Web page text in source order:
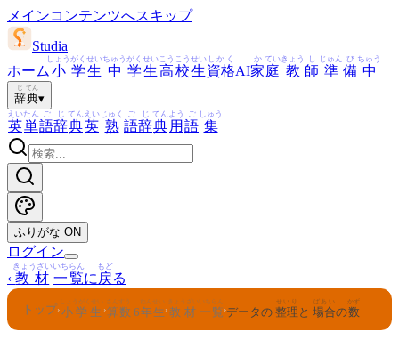
メインコンテンツへスキップ
Studia
ホーム 小
しょう
学
がく
生
せい
中
ちゅう
学
がく
生
せい
高
こう
校
こう
生
せい
資格
しかく
AI家
か
庭
てい
教
きょう
師
し
準
じゅん
備
び
中
ちゅう
辞
じ
典
てん
▾
英
えい
単
たん
語
ご
辞
じ
典
てん
英
えい
熟
じゅく
語
ご
辞
じ
典
てん
用
よう
語
ご
集
しゅう
ふりがな ON
ログイン
‹ 教材
きょうざい
一覧
いちらん
に 戻
もど
る
トップ›小学生
しょうがくせい
›算数
さんすう
6年生
ねんせい
› 教材
きょうざい
一覧
いちらん
›データの 整理
せいり
と 場合
ばあい
の数
かず